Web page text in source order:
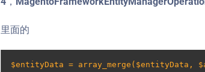
里面的
$entityData = array_merge($entityData,